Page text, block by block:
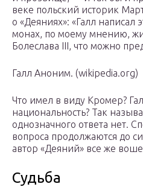
веке польский историк
о «Деяниях»: «Галл написал
монах, по моему мнению,
Болеслава III, что можно
Галл Аноним. (wikipedia.org)
Что имел в виду Кромер?
национальность? Так
однозначного ответа нет.
вопроса продолжаются до
автор «Деяний» все же
Судьба